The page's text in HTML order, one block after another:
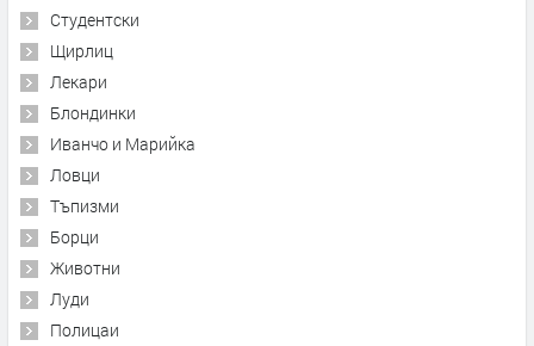
Студентски
Щирлиц
Лекари
Блондинки
Иванчо и Марийка
Ловци
Тъпизми
Борци
Животни
Луди
Полицаи